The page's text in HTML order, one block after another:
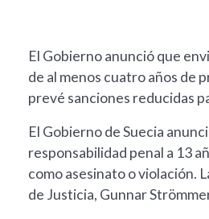
El Gobierno anunció que
de al menos cuatro años de
prevé sanciones reducidas
El Gobierno de Suecia
responsabilidad penal a 13
como asesinato o violación.
de Justicia, Gunnar